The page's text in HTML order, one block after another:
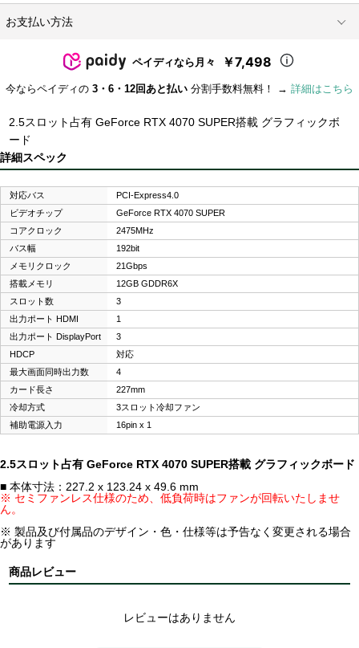
お支払い方法
ペイディなら月々 ￥7,498
今ならペイディの 3・6・12回あと払い 分割手数料無料！ → 詳細はこちら
2.5スロット占有 GeForce RTX 4070 SUPER搭載 グラフィックボ
ード
詳細スペック
対応バス
PCI-Express4.0
ビデオチップ
GeForce RTX 4070 SUPER
コアクロック
2475MHz
バス幅
192bit
メモリクロック
21Gbps
搭載メモリ
12GB GDDR6X
スロット数
3
出力ポート HDMI
1
出力ポート DisplayPort
3
HDCP
対応
最大画面同時出力数
4
カード長さ
227mm
冷却方式
3スロット冷却ファン
補助電源入力
16pin x 1
2.5スロット占有 GeForce RTX 4070 SUPER搭載 グラフィックボード
■ 本体寸法：227.2 x 123.24 x 49.6 mm
※ セミファンレス仕様のため、低負荷時はファンが回転いたしませ
ん。
※ 製品及び付属品のデザイン・色・仕様等は予告なく変更される場合
があります
商品レビュー
レビューはありません